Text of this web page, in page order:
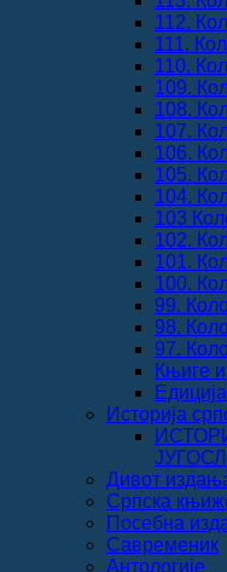
112.
111.
110.
109.
108.
107.
106.
105.
104.
103
102.
101.
100.
99.
98.
97.
Књиге
Историја
Дивот
Српска
Посебна
Савременик
Антологије